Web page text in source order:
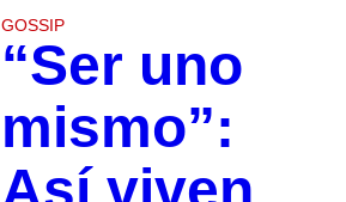
GOSSIP
“Ser uno
mismo”: